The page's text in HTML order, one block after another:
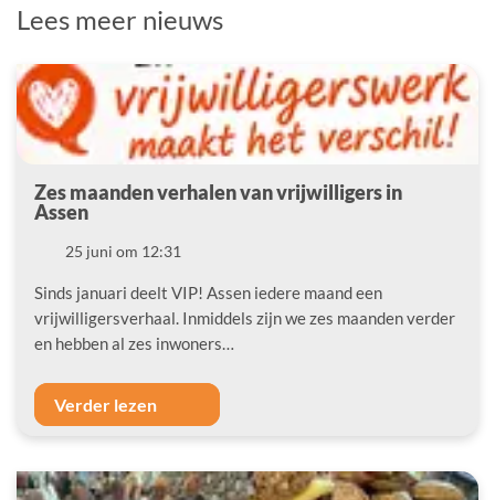
Lees meer nieuws
Zes maanden verhalen van vrijwilligers in
Assen
Datum25 juni om 12:31
Sinds januari deelt VIP! Assen iedere maand een
vrijwilligersverhaal. Inmiddels zijn we zes maanden verder
en hebben al zes inwoners…
Verder lezen